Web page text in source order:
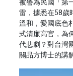
被譽為民國「第
雷，據悉在58歲
溫和，愛國底色
式清廉高官，為
代悲劇？對台灣
關品方博士的講